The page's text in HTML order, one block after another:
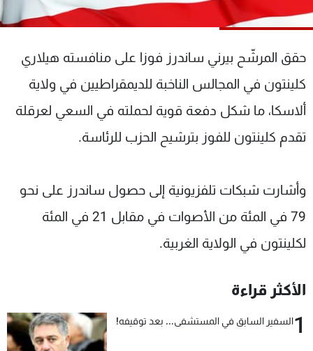
حقق المرشّح بيرني ساندرز فوزا على منافسته هيلاري
كلينتون في المجالس الناخبة للديمقراطيين في ولاية
ألاسكا، ما شكل دفعة قوية لحملته في السعي لعرقلة
تقدم كلينتون للفوز بترشيح الحزب للرئاسة.
وأشارت شبكات تلفزيونية إلى حصول ساندرز على نحو
79 في المئة من الأصوات في مقابل 21 في المئة
لكلينتون في الولاية الغربية.
الأكثر قراءة
1السفير السابق في المستشفى... بعد توقيفه!
شاهد البرامج
الترددات
عن MTV
الإنـتـاج
لاعلاناتكم
وظائف
تواصل معنا
شروط الإسـتخدام
سياسة الخصوصية